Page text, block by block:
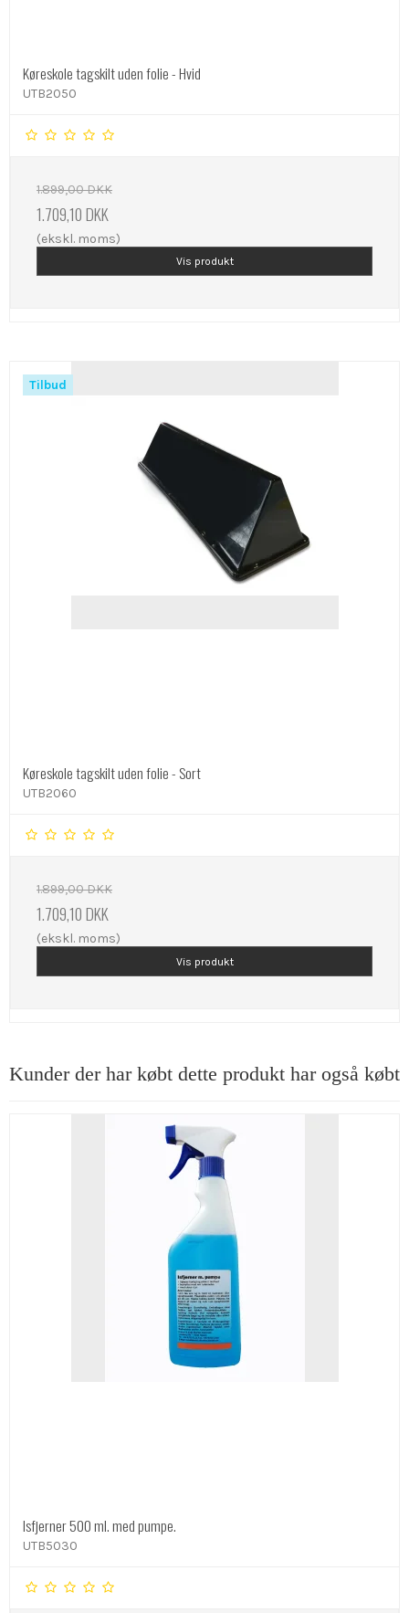
Køreskole tagskilt uden folie - Hvid
UTB2050
1.899,00 DKK
1.709,10 DKK
(ekskl. moms)
Vis produkt
Tilbud
Køreskole tagskilt uden folie - Sort
UTB2060
1.899,00 DKK
1.709,10 DKK
(ekskl. moms)
Vis produkt
Kunder der har købt dette produkt har også købt
Isfjerner 500 ml. med pumpe.
UTB5030